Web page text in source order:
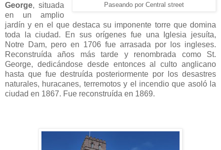
Paseando por Central street
George, situada
en un amplio
jardín y en el que destaca su imponente torre que domina
toda la ciudad. En sus orígenes fue una Iglesia jesuíta,
Notre Dam, pero en 1706 fue arrasada por los ingleses.
Reconstruída años más tarde y renombrada como St.
George, dedicándose desde entonces al culto anglicano
hasta que fue destruída posteriormente por los desastres
naturales, huracanes, terremotos y el incendio que asoló la
ciudad en 1867. Fue reconstruída en 1869.